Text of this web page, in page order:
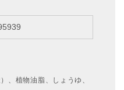
、植物油脂、しょうゆ、